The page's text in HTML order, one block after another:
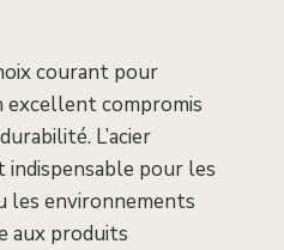
courant pour
excellent compromis
L’acier
indispensable pour les
les environnements
aux produits